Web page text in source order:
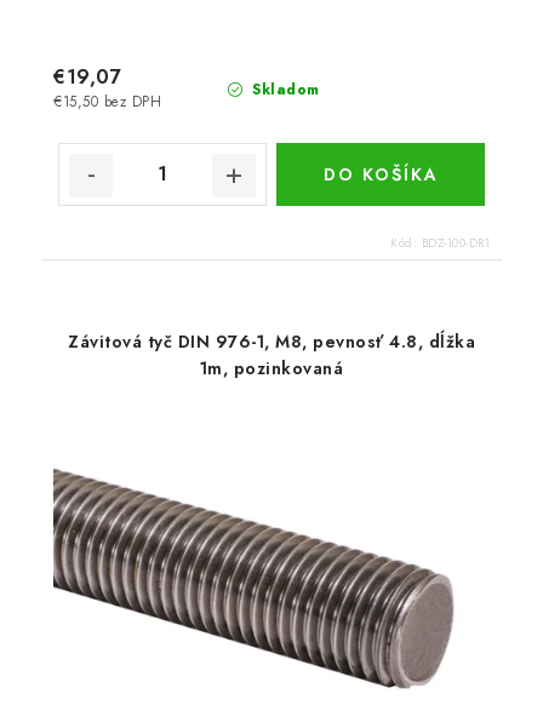
Skladom
€15,50 bez DPH
€19,07
DO KOŠÍKA
Kód: BDZ-100-DR1
Závitová tyč DIN 976-1, M8, pevnosť 4.8, dĺžka
1m, pozinkovaná